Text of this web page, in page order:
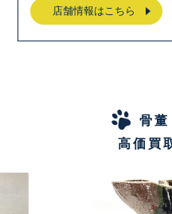
店舗情報はこちら
骨
高価買